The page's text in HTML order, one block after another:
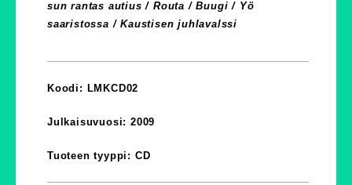
sun rantas autius / Routa / Buugi / Yö
saaristossa / Kaustisen juhlavalssi
Koodi: LMKCD02
Julkaisuvuosi: 2009
Tuoteen tyyppi: CD